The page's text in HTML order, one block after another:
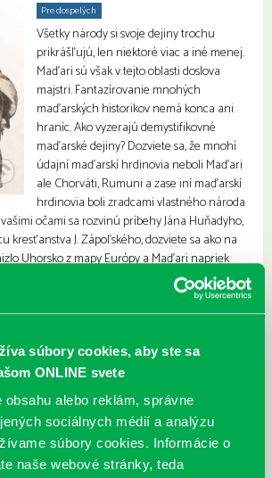
súbory cookies, aby ste sa
ONLINE svete
obsahu alebo reklám, správne
sociálnych médií a analýzu
súbory cookies. Informácie o
naše webové stránky, teda
Pre dospelých
Všetky národy si svoje dejiny trochu
prikrášľujú, len niektoré viac a iné menej.
Maďari sú však v tejto oblasti doslova
majstri. Fantazírovanie mnohých
maďarských historikov nemá konca ani
hraníc. Ako vyzerajú demystifikovné
maďarské dejiny? Dozviete sa, že mnohí
údajní maďarskí hrdinovia neboli Maďari
ale Chorváti, Rumuni a zase iní maďarskí
hrdinovia boli zradcami vlastného národa
očami sa rozvinú príbehy Jána Huňadyho,
kresťanstva J. Zápoľského, dozviete sa ako na
Uhorsko z mapy Európy a Maďari napriek
svoju 1000 ročnú ríšu. Boli to slávni
Štefan Bočkaj, Gabriel Betlen, Juraj Rákoci,
A čo legendárni kuruci? Rozprávky a